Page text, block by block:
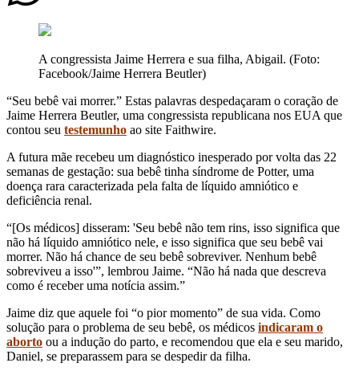
A congressista Jaime Herrera e sua filha, Abigail. (Foto:
Facebook/Jaime Herrera Beutler)
“Seu bebê vai morrer.” Estas palavras despedaçaram o coração de
Jaime Herrera Beutler, uma congressista republicana nos EUA que
contou seu testemunho ao site Faithwire.
A futura mãe recebeu um diagnóstico inesperado por volta das 22
semanas de gestação: sua bebê tinha síndrome de Potter, uma
doença rara caracterizada pela falta de líquido amniótico e
deficiência renal.
“[Os médicos] disseram: 'Seu bebê não tem rins, isso significa que
não há líquido amniótico nele, e isso significa que seu bebê vai
morrer. Não há chance de seu bebê sobreviver. Nenhum bebê
sobreviveu a isso'”, lembrou Jaime. “Não há nada que descreva
como é receber uma notícia assim.”
Jaime diz que aquele foi “o pior momento” de sua vida. Como
solução para o problema de seu bebê, os médicos indicaram o
aborto ou a indução do parto, e recomendou que ela e seu marido,
Daniel, se preparassem para se despedir da filha.